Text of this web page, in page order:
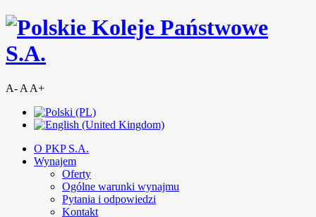
A- A A+
O PKP S.A.
Wynajem
Oferty
Ogólne warunki wynajmu
Pytania i odpowiedzi
Kontakt